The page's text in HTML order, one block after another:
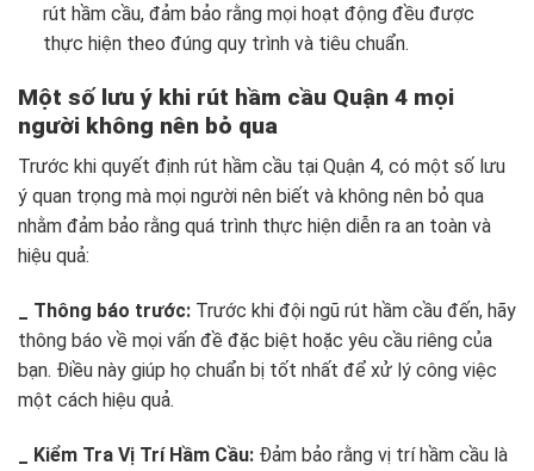
rút hầm cầu, đảm bảo rằng mọi hoạt động đều được
thực hiện theo đúng quy trình và tiêu chuẩn.
Một số lưu ý khi rút hầm cầu Quận 4 mọi
người không nên bỏ qua
Trước khi quyết định rút hầm cầu tại Quận 4, có một số lưu
ý quan trọng mà mọi người nên biết và không nên bỏ qua
nhằm đảm bảo rằng quá trình thực hiện diễn ra an toàn và
hiệu quả:
_ Thông báo trước: Trước khi đội ngũ rút hầm cầu đến, hãy
thông báo về mọi vấn đề đặc biệt hoặc yêu cầu riêng của
bạn. Điều này giúp họ chuẩn bị tốt nhất để xử lý công việc
một cách hiệu quả.
_ Kiểm Tra Vị Trí Hầm Cầu: Đảm bảo rằng vị trí hầm cầu là